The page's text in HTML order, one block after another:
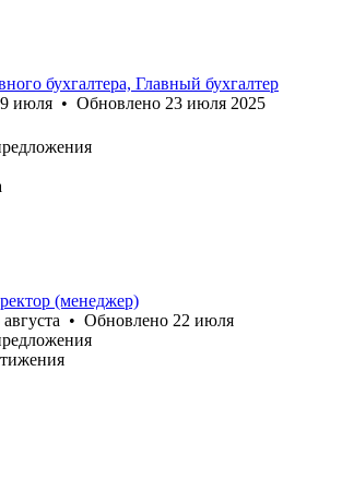
бухгалтера, Главный бухгалтер
июля • Обновлено 23 июля 2025
(менеджер)
августа • Обновлено 22 июля